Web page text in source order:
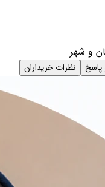
و شهر
نظرات خریداران